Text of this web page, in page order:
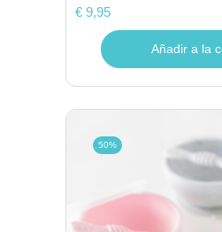
€ 9,95
Añadir a la
50%